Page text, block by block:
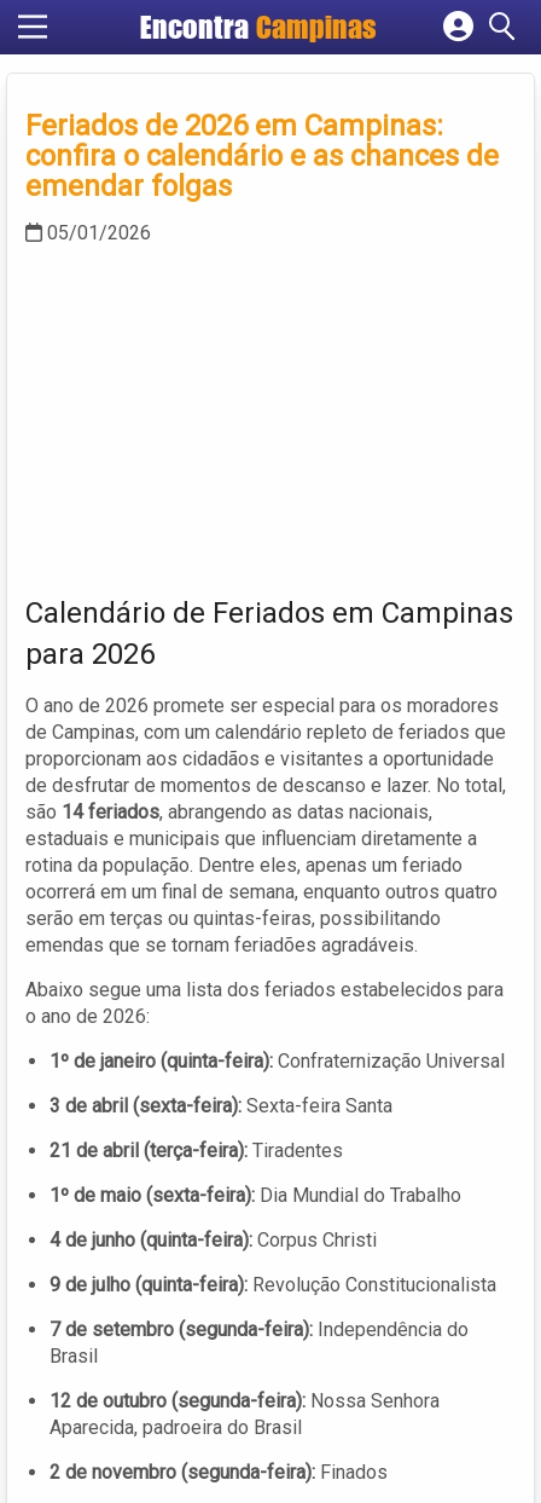
Encontra Campinas
Cadastrar empresa
Criar conta
Feriados de 2026 em Campinas:
confira o calendário e as chances de
emendar folgas
05/01/2026
Calendário de Feriados em Campinas
para 2026
O ano de 2026 promete ser especial para os moradores
de Campinas, com um calendário repleto de feriados que
proporcionam aos cidadãos e visitantes a oportunidade
de desfrutar de momentos de descanso e lazer. No total,
são 14 feriados, abrangendo as datas nacionais,
estaduais e municipais que influenciam diretamente a
rotina da população. Dentre eles, apenas um feriado
ocorrerá em um final de semana, enquanto outros quatro
serão em terças ou quintas-feiras, possibilitando
emendas que se tornam feriadões agradáveis.
Abaixo segue uma lista dos feriados estabelecidos para
o ano de 2026:
1º de janeiro (quinta-feira): Confraternização Universal
3 de abril (sexta-feira): Sexta-feira Santa
21 de abril (terça-feira): Tiradentes
1º de maio (sexta-feira): Dia Mundial do Trabalho
4 de junho (quinta-feira): Corpus Christi
9 de julho (quinta-feira): Revolução Constitucionalista
7 de setembro (segunda-feira): Independência do
Brasil
12 de outubro (segunda-feira): Nossa Senhora
Aparecida, padroeira do Brasil
2 de novembro (segunda-feira): Finados